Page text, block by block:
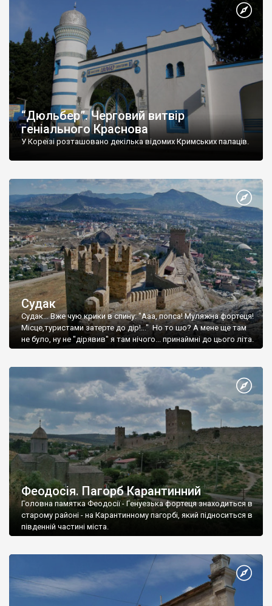
“Дюльбер”. Черговий витвір
геніального Краснова
У Кореїзі розташовано декілька відомих Кримських палаців.
Судак
Судак... Вже чую крики в спину: "Ааа, попса! Муляжна фортеця!
Місце,туристами затерте до дір!..." Но то шо? А мене ще там
не було, ну не "дірявив" я там нічого... принаймні до цього літа.
Феодосія. Пагорб Карантинний
Головна памятка Феодосії - Генуезька фортеця знаходиться в
старому районі - на Карантинному пагорбі, який підноситься в
південній частині міста.